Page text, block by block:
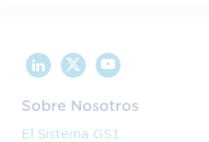
Sobre Nosotros
El Sistema GS1